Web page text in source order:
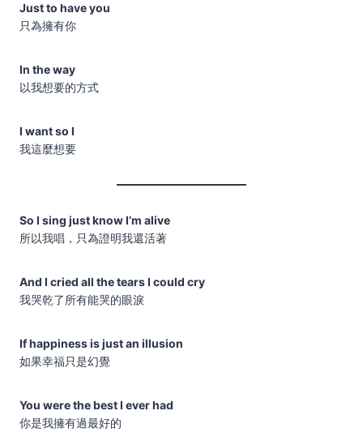
Just to have you
只為擁有你
In the way
以我想要的方式
I want so I
我這麼想要
So I sing just know I’m alive
所以我唱，只為證明我還活著
And I cried all the tears I could cry
我哭乾了所有能哭的眼淚
If happiness is just an illusion
如果幸福只是幻覺
You were the best I ever had
你是我擁有過最好的